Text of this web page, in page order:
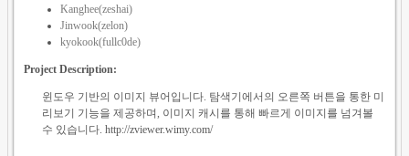
Kanghee(zeshai)
Jinwook(zelon)
kyokook(fullc0de)
Project Description:
윈도우 기반의 이미지 뷰어입니다. 탐색기에서의 오른쪽 버튼을 통한 미
리보기 기능을 제공하며, 이미지 캐시를 통해 빠르게 이미지를 넘겨볼
수 있습니다. http://zviewer.wimy.com/